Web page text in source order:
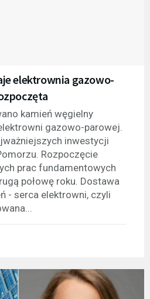
elektrownia gazowo-
kamień węgielny
gazowo-parowej.
inwestycji
Rozpoczęcie
prac fundamentowych
połowę roku. Dostawa
- serca elektrowni, czyli